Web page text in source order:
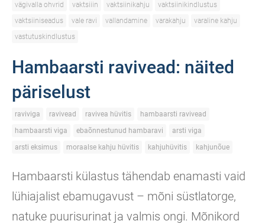
vägivalla ohvrid
vaktsiiin vaktsiinikahju
vaktsiinikindlustus
vaktsiiniseadus
vale ravi vallandamine varakahju
varaline kahju
vastutuskindlustus
Hambaarsti ravivead: näited
päriselust
raviviga ravivead ravivea hüvitis
hambaarsti ravivead
hambaarsti viga
ebaõnnestunud hambaravi
arsti viga
arsti eksimus
moraalse kahju hüvitis kahjuhüvitis kahjunõue
Hambaarsti külastus tähendab enamasti vaid
lühiajalist ebamugavust – mõni süstlatorge,
natuke puurisurinat ja valmis ongi. Mõnikord